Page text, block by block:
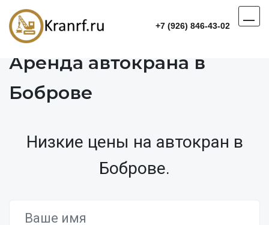
+7 (926) 846-43-02
Аренда автокрана в
Боброве
Низкие цены на автокран в
Боброве.